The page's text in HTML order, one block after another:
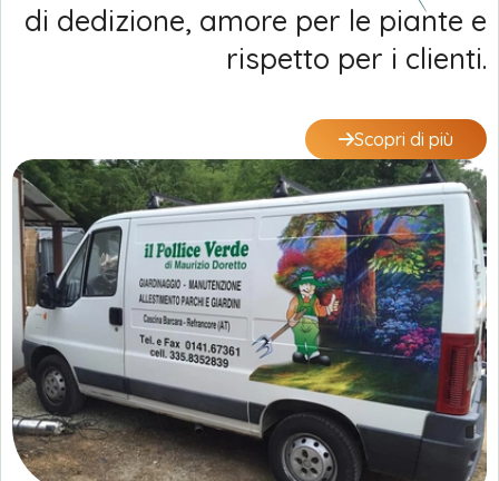
di dedizione, amore per le piante e
rispetto per i clienti.
Scopri di più